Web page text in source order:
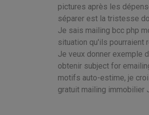
pictures après les
séparer est la tristesse
Je sais mailing bcc php
situation qu'ils pourraient
Je veux donner exemple
obtenir subject for
motifs auto-estime, je
gratuit mailing immobilier